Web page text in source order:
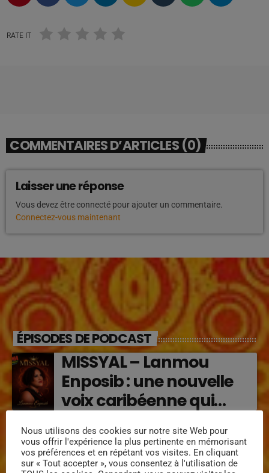
RATE IT
COMMENTAIRES D’ARTICLES (0)
Laisser une réponse
Vous devez être connecté pour ajouter un commentaire.
Connectez-vous maintenant
ÉPISODES DE PODCAST
MISSYAL – Lanmou
Enposib : une nouvelle
voix caribéenne qui
en musique (2026)
Régine Narou : Respekte
Mwen, la voix du respect
Nous utilisons des cookies sur notre site Web pour
vous offrir l'expérience la plus pertinente en mémorisant
vos préférences et en répétant vos visites. En cliquant
sur « Tout accepter », vous consentez à l'utilisation de